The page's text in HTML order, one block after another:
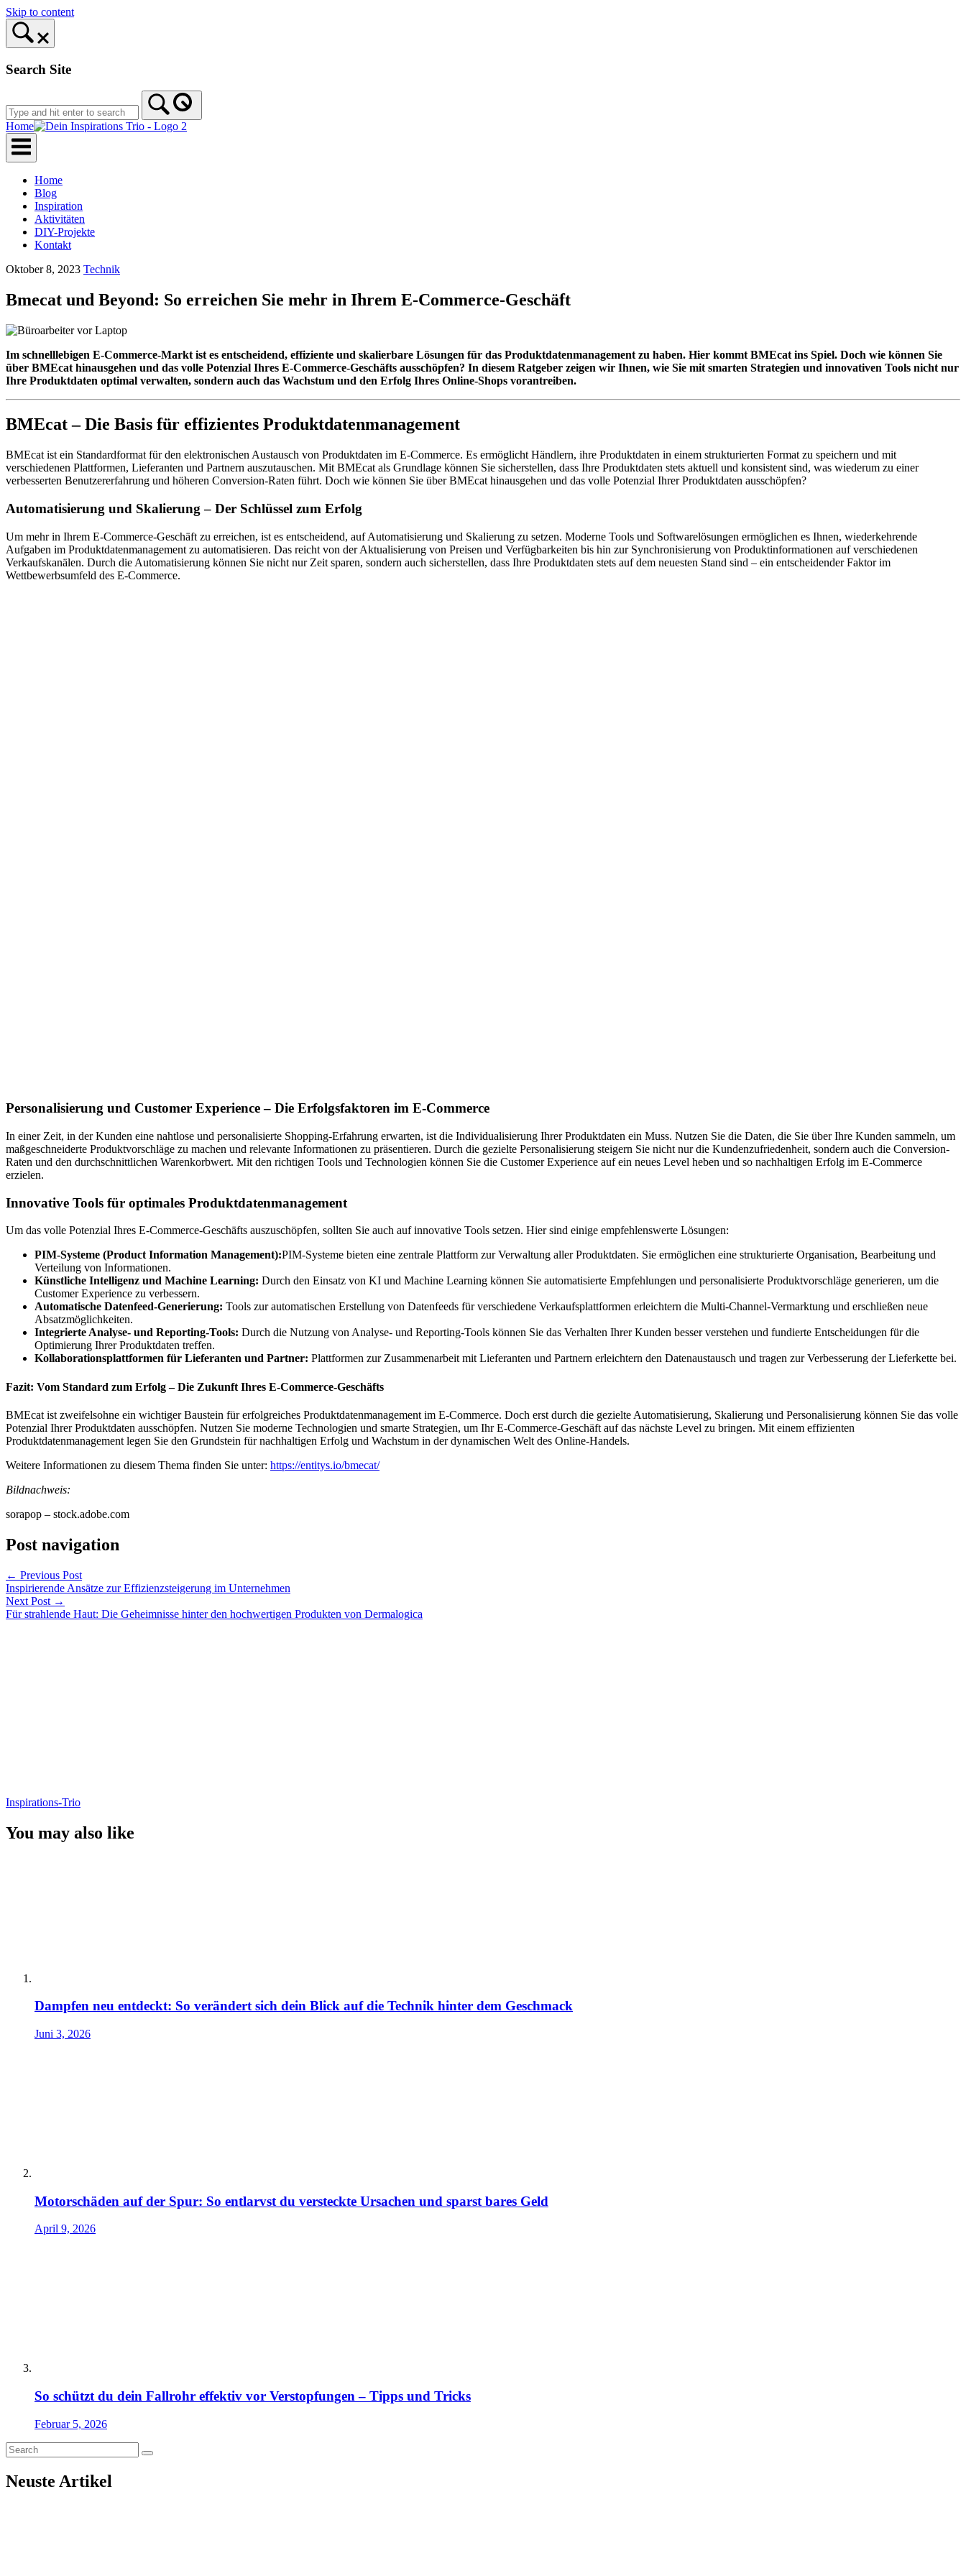
Skip to content
Search Site
Home
Home
Blog
Inspiration
Aktivitäten
DIY-Projekte
Kontakt
Oktober 8, 2023 Technik
Bmecat und Beyond: So erreichen Sie mehr in Ihrem E-Commerce-Geschäft
Im schnelllebigen E-Commerce-Markt ist es entscheidend, effiziente und skalierbare Lösungen für das Produktdatenmanagement zu haben. Hier kommt BMEcat ins Spiel. Doch wie können Sie
über BMEcat hinausgehen und das volle Potenzial Ihres E-Commerce-Geschäfts ausschöpfen? In diesem Ratgeber zeigen wir Ihnen, wie Sie mit smarten Strategien und innovativen Tools nicht nur
Ihre Produktdaten optimal verwalten, sondern auch das Wachstum und den Erfolg Ihres Online-Shops vorantreiben.
BMEcat – Die Basis für effizientes Produktdatenmanagement
BMEcat ist ein Standardformat für den elektronischen Austausch von Produktdaten im E-Commerce. Es ermöglicht Händlern, ihre Produktdaten in einem strukturierten Format zu speichern und mit
verschiedenen Plattformen, Lieferanten und Partnern auszutauschen. Mit BMEcat als Grundlage können Sie sicherstellen, dass Ihre Produktdaten stets aktuell und konsistent sind, was wiederum zu einer
verbesserten Benutzererfahrung und höheren Conversion-Raten führt. Doch wie können Sie über BMEcat hinausgehen und das volle Potenzial Ihrer Produktdaten ausschöpfen?
Automatisierung und Skalierung – Der Schlüssel zum Erfolg
Um mehr in Ihrem E-Commerce-Geschäft zu erreichen, ist es entscheidend, auf Automatisierung und Skalierung zu setzen. Moderne Tools und Softwarelösungen ermöglichen es Ihnen, wiederkehrende
Aufgaben im Produktdatenmanagement zu automatisieren. Das reicht von der Aktualisierung von Preisen und Verfügbarkeiten bis hin zur Synchronisierung von Produktinformationen auf verschiedenen
Verkaufskanälen. Durch die Automatisierung können Sie nicht nur Zeit sparen, sondern auch sicherstellen, dass Ihre Produktdaten stets auf dem neuesten Stand sind – ein entscheidender Faktor im
Wettbewerbsumfeld des E-Commerce.
Personalisierung und Customer Experience – Die Erfolgsfaktoren im E-Commerce
In einer Zeit, in der Kunden eine nahtlose und personalisierte Shopping-Erfahrung erwarten, ist die Individualisierung Ihrer Produktdaten ein Muss. Nutzen Sie die Daten, die Sie über Ihre Kunden sammeln, um
maßgeschneiderte Produktvorschläge zu machen und relevante Informationen zu präsentieren. Durch die gezielte Personalisierung steigern Sie nicht nur die Kundenzufriedenheit, sondern auch die Conversion-
Raten und den durchschnittlichen Warenkorbwert. Mit den richtigen Tools und Technologien können Sie die Customer Experience auf ein neues Level heben und so nachhaltigen Erfolg im E-Commerce
erzielen.
Innovative Tools für optimales Produktdatenmanagement
Um das volle Potenzial Ihres E-Commerce-Geschäfts auszuschöpfen, sollten Sie auch auf innovative Tools setzen. Hier sind einige empfehlenswerte Lösungen:
PIM-Systeme (Product Information Management):PIM-Systeme bieten eine zentrale Plattform zur Verwaltung aller Produktdaten. Sie ermöglichen eine strukturierte Organisation, Bearbeitung und
Verteilung von Informationen.
Künstliche Intelligenz und Machine Learning: Durch den Einsatz von KI und Machine Learning können Sie automatisierte Empfehlungen und personalisierte Produktvorschläge generieren, um die
Customer Experience zu verbessern.
Automatische Datenfeed-Generierung: Tools zur automatischen Erstellung von Datenfeeds für verschiedene Verkaufsplattformen erleichtern die Multi-Channel-Vermarktung und erschließen neue
Absatzmöglichkeiten.
Integrierte Analyse- und Reporting-Tools: Durch die Nutzung von Analyse- und Reporting-Tools können Sie das Verhalten Ihrer Kunden besser verstehen und fundierte Entscheidungen für die
Optimierung Ihrer Produktdaten treffen.
Kollaborationsplattformen für Lieferanten und Partner: Plattformen zur Zusammenarbeit mit Lieferanten und Partnern erleichtern den Datenaustausch und tragen zur Verbesserung der Lieferkette bei.
Fazit: Vom Standard zum Erfolg – Die Zukunft Ihres E-Commerce-Geschäfts
BMEcat ist zweifelsohne ein wichtiger Baustein für erfolgreiches Produktdatenmanagement im E-Commerce. Doch erst durch die gezielte Automatisierung, Skalierung und Personalisierung können Sie das volle
Potenzial Ihrer Produktdaten ausschöpfen. Nutzen Sie moderne Technologien und smarte Strategien, um Ihr E-Commerce-Geschäft auf das nächste Level zu bringen. Mit einem effizienten
Produktdatenmanagement legen Sie den Grundstein für nachhaltigen Erfolg und Wachstum in der dynamischen Welt des Online-Handels.
Weitere Informationen zu diesem Thema finden Sie unter: https://entitys.io/bmecat/
Bildnachweis:
sorapop – stock.adobe.com
Post navigation
← Previous Post
Inspirierende Ansätze zur Effizienzsteigerung im Unternehmen
Next Post →
Für strahlende Haut: Die Geheimnisse hinter den hochwertigen Produkten von Dermalogica
Inspirations-Trio
You may also like
Dampfen neu entdeckt: So verändert sich dein Blick auf die Technik hinter dem Geschmack
Juni 3, 2026
Motorschäden auf der Spur: So entlarvst du versteckte Ursachen und sparst bares Geld
April 9, 2026
So schützt du dein Fallrohr effektiv vor Verstopfungen – Tipps und Tricks
Februar 5, 2026
Neuste Artikel